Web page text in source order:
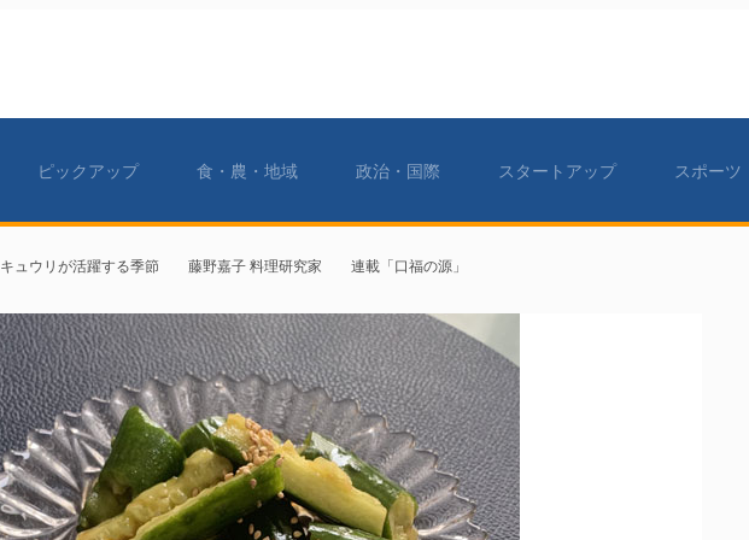
ピックアップ 食・農・地域 政治・国際 スタートアップ スポーツ
キュウリが活躍する季節 藤野嘉子 料理研究家 連載「口福の源」